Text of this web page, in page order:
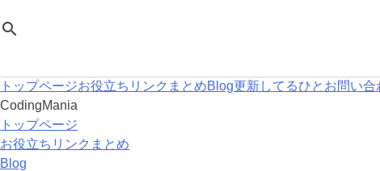
to
search
トップページお役立ちリンクまとめBlog更新してるひと お問い合
CodingMania
トップページ
お役立ちリンクまとめ
Blog